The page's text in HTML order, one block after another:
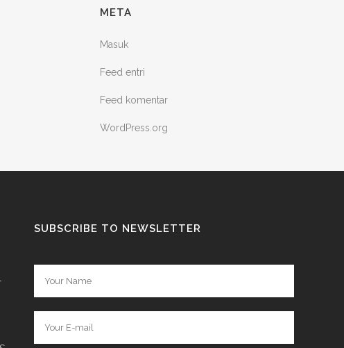
META
Masuk
Feed entri
Feed komentar
WordPress.org
SUBSCRIBE TO NEWSLETTER